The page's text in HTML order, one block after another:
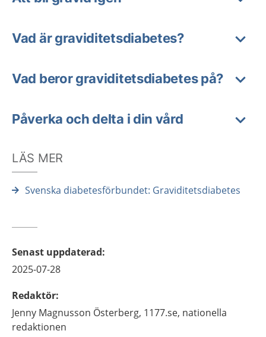
Vad är graviditetsdiabetes?
Vad beror graviditetsdiabetes på?
Påverka och delta i din vård
LÄS MER
Svenska diabetesförbundet: Graviditetsdiabetes
Senast uppdaterad:
2025-07-28
Redaktör:
Jenny Magnusson Österberg, 1177.se, nationella
redaktionen